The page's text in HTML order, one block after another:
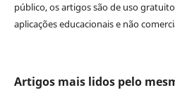
público, os artigos são de uso
aplicações educacionais e não
Artigos mais lidos pelo